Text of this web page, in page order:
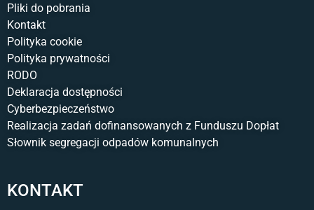
KONTAKT
Pliki do pobrania
Kontakt
Polityka cookie
Polityka prywatności
RODO
Deklaracja dostępności
Cyberbezpieczeństwo
Realizacja zadań dofinansowanych z Funduszu Dopłat
Słownik segregacji odpadów komunalnych